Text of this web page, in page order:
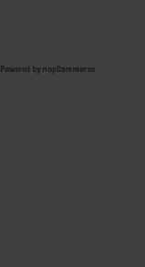
Powered by nopCommerce